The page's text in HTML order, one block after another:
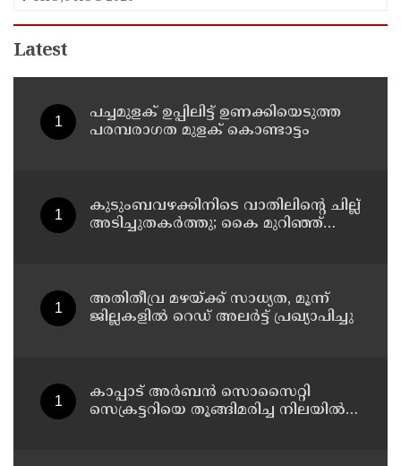
Latest
പച്ചമുളക് ഉപ്പിലിട്ട് ഉണക്കിയെടുത്ത
പരമ്പരാഗത മുളക് കൊണ്ടാട്ടം
കുടുംബവഴക്കിനിടെ വാതിലിന്റെ ചില്ല്
അടിച്ചുതകര്‍ത്തു; കൈ മുറിഞ്ഞ്
അതിതീവ്ര മഴയ്ക്ക് സാധ്യത, മൂന്ന്
ജില്ലകളിൽ റെഡ് അലർട്ട് പ്രഖ്യാപിച്ചു
കാപ്പാട് അര്‍ബന്‍ സൊസൈറ്റി
സെക്രട്ടറിയെ തൂങ്ങിമരിച്ച നിലയില്‍